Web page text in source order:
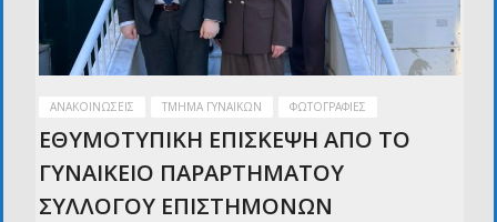
ΑΝΑΚΟΙΝΏΣΕΙΣ ΤΜΉΜΑ ΓΥΝΑΙΚΏΝ ΦΩΤΟΓΡΑΦΊΕΣ
ΕΘΥΜΟΤΥΠΙΚΗ ΕΠΙΣΚΕΨΗ ΑΠΟ ΤΟ
ΓΥΝΑΙΚΕΙΟ ΠΑΡΑΡΤΗΜΑΤΟΥ
ΣΥΛΛΟΓΟΥ ΕΠΙΣΤΗΜΟΝΩΝ